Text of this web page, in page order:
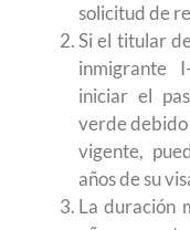
solicitud de
Si el titular
inmigrante
iniciar el
verde debido
vigente,
años de su
La duración